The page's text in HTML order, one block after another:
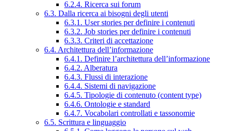
6.2.4. Ricerca sui forum
6.3. Dalla ricerca ai bisogni degli utenti
6.3.1. User stories per definire i contenuti
6.3.2. Job stories per definire i contenuti
6.3.3. Criteri di accettazione
6.4. Architettura dell’informazione
6.4.1. Definire l’architettura dell’informazione
6.4.2. Alberatura
6.4.3. Flussi di interazione
6.4.4. Sistemi di navigazione
6.4.5. Tipologie di contenuto (content type)
6.4.6. Ontologie e standard
6.4.7. Vocabolari controllati e tassonomie
6.5. Scrittura e linguaggio